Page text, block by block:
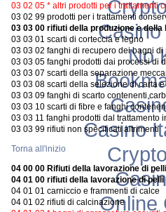
03 02 05 * altri prodotti per i trattamenti
03 02 99 prodotti per i trattamenti
03 03 00 rifiuti della produzione e
03 03 01 scarti di corteccia e legno
03 03 02 fanghi di recupero dei bagni
03 03 05 fanghi prodotti dai processi di
03 03 07 scarti della separazione
03 03 08 scarti della selezione di carta
03 03 09 fanghi di scarto contenenti
03 03 10 scarti di fibre e fanghi
03 03 11 fanghi prodotti dal trattamento
03 03 99 rifiuti non specificati altrimenti
Torna all'inizio
04 00 00 Rifiuti della lavorazione di
04 01 00 rifiuti della lavorazione di
04 01 01 carniccio e frammenti di calce
04 01 02 rifiuti di calcinazione
Casino
No
Casino
Online